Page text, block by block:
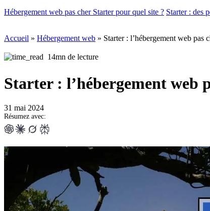
Hébergement web pas cher Starter pour quel site ? Starter : des
Accueil » Hébergement web » Starter : l’hébergement web pas
14mn de lecture
Starter : l’hébergement web
31 mai 2024
Résumez avec: